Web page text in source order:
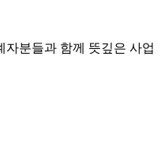
분들과 함께 뜻깊은 사업